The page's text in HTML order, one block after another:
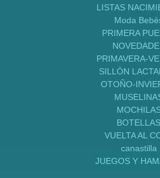
LISTAS
Moda
PRIMERA
PRIMAVERA-
SILLÒN
OTOÑO-
BOTELLAS
VUELTA AL
canastilla
JUEGOS Y